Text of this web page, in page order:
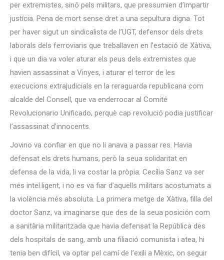
per extremistes, sinó pels militars, que pressumien d’impartir
justícia. Pena de mort sense dret a una sepultura digna. Tot
per haver sigut un sindicalista de l’UGT, defensor dels drets
laborals dels ferroviaris que treballaven en l’estació de Xàtiva,
i que un dia va voler aturar els peus dels extremistes que
havien assassinat a Vinyes, i aturar el terror de les
execucions extrajudicials en la reraguarda republicana com
alcalde del Consell, que va enderrocar al Comité
Revolucionario Unificado, perquè cap revolució podia justificar
l’assassinat d’innocents.
Jovino va confiar en que no li anava a passar res. Havia
defensat els drets humans, però la seua solidaritat en
defensa de la vida, li va costar la pròpia. Cecília Sanz va ser
més intel.ligent, i no es va fiar d’aquells militars acostumats a
la violència més absoluta. La primera metge de Xàtiva, filla del
doctor Sanz, va imaginarse que des de la seua posición com
a sanitària militaritzada que havia defensat la República des
dels hospitals de sang, amb una filiació comunista i atea, hi
tenia ben difícil, va optar pel camí de l’exili a Mèxic, on seguir